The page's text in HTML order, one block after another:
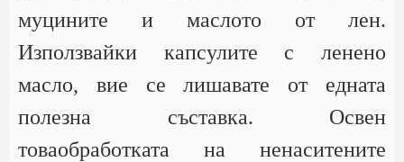
муцините и маслото от лен.
Използвайки капсулите с ленено
масло, вие се лишавате от едната
полезна съставка. Освен
товаобработката на ненаситените